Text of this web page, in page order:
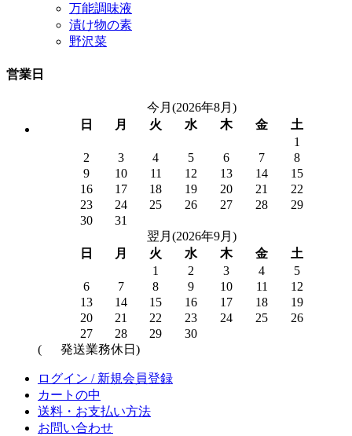
万能調味液
漬け物の素
野沢菜
営業日
今月(2026年8月)
日
月 火 水 木 金
土
1
2
3 4 5 6 7
8
9
10 11 12 13 14
15
16
17 18 19 20 21
22
23
24 25 26 27 28
29
30
31
翌月(2026年9月)
日
月 火 水 木 金
土
1
2 3 4
5
6
7 8 9 10 11
12
13
14 15 16 17 18
19
20
21 22 23 24 25
26
27
28 29
30
(
発送業務休日)
ログイン / 新規会員登録
カートの中
送料・お支払い方法
お問い合わせ